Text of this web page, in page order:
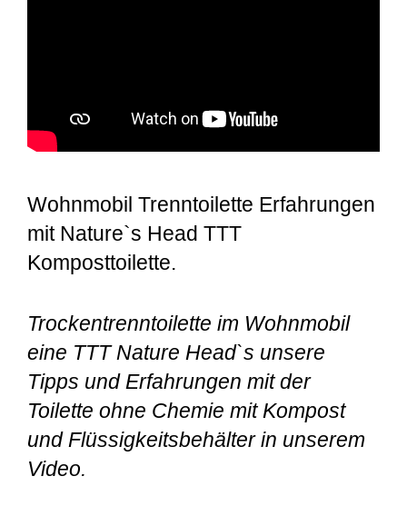
Wohnmobil Trenntoilette Erfahrungen
mit Nature`s Head TTT
Komposttoilette.
Trockentrenntoilette im Wohnmobil
eine TTT Nature Head`s unsere
Tipps und Erfahrungen mit der
Toilette ohne Chemie mitKompost
und Flüssigkeitsbehälter in unserem
Video.